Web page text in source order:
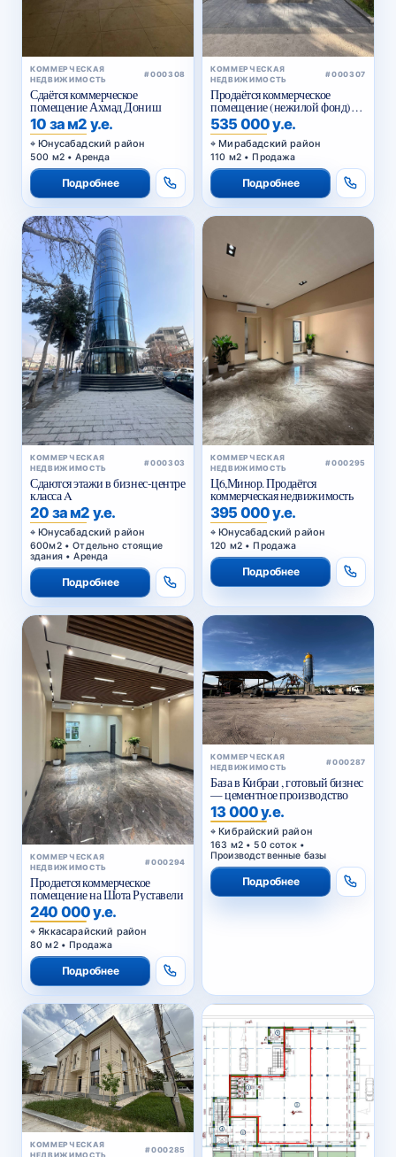
КОММЕРЧЕСКАЯ
НЕДВИЖИМОСТЬ
#000308
Сдаётся коммерческое
помещение Ахмад Дониш
10 за м2 у.е.
Юнусабадский район
500 м2 • Аренда
Подробнее
КОММЕРЧЕСКАЯ
НЕДВИЖИМОСТЬ
#000307
Продаётся коммерческое
помещение (нежилой фонд)
Чехова
535 000 у.е.
Мирабадский район
110 м2 • Продажа
Подробнее
КОММЕРЧЕСКАЯ
НЕДВИЖИМОСТЬ
#000303
Сдаются этажи в бизнес-центре
класса A
20 за м2 у.е.
Юнусабадский район
600м2 • Отдельно стоящие
здания • Аренда
Подробнее
КОММЕРЧЕСКАЯ
НЕДВИЖИМОСТЬ
#000295
Ц6,Минор. Продаётся
коммерческая недвижимость
395 000 у.е.
Юнусабадский район
120 м2 • Продажа
Подробнее
КОММЕРЧЕСКАЯ
НЕДВИЖИМОСТЬ
#000294
Продается коммерческое
помещение на Шота Руставели
240 000 у.е.
Яккасарайский район
80 м2 • Продажа
Подробнее
КОММЕРЧЕСКАЯ
НЕДВИЖИМОСТЬ
#000287
База в Кибраи , готовый бизнес
— цементное производство
13 000 у.е.
Кибрайский район
163 м2 • 50 соток •
Производственные базы
Подробнее
КОММЕРЧЕСКАЯ
НЕДВИЖИМОСТЬ
#000285